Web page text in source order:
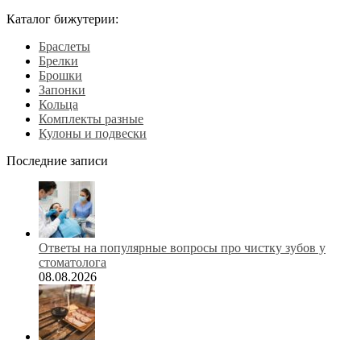
Каталог бижутерии:
Браслеты
Брелки
Брошки
Запонки
Кольца
Комплекты разные
Кулоны и подвески
Последние записи
Ответы на популярные вопросы про чистку зубов у
стоматолога
08.08.2026